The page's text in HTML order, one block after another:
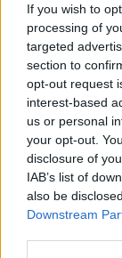
If you wish to
processing of
targeted
section to
opt-out request
interest-based
us or personal
your opt-out.
disclosure of
IAB’s list of
also be
Downstream
bloccata, il piano di
miliardi di euro, e la
euro nell’UE fondi
corruzione, sono stati
Come abbiamo
affermato di aver
del piano
ripresa per un
continuerà a
per la coesione
Presidenza ceca:
Il ministro delle